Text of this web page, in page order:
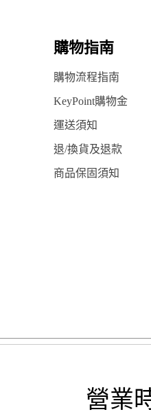
購物指南
購物流程指南
KeyPoint購物金
運送須知
退/換貨及退款
商品保固須知
營業